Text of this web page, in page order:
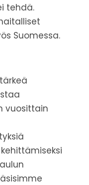
tehdä.
Suomessa.
vuosittain